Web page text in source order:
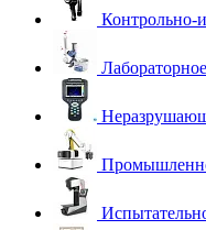
Контрольно-